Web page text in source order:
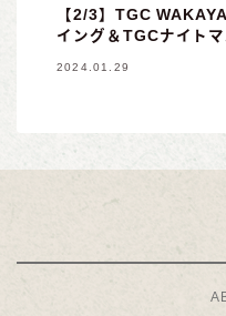
【2/3】TGC
イング＆TGCナイト
2024.01.29